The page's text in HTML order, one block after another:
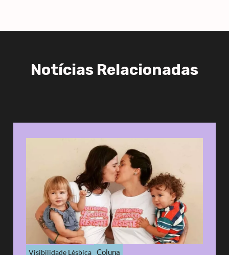
Notícias Relacionadas
Visibilidade Lésbica Coluna